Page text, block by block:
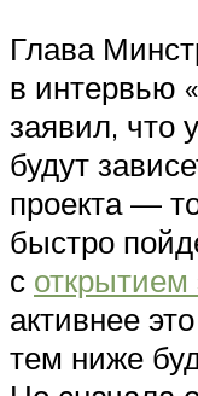
Глава
в интервью
заявил, что
будут
проекта —
быстро
с открытием
активнее
тем ниже